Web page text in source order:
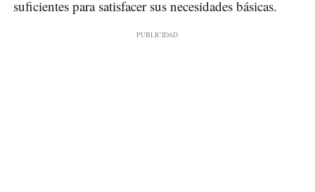
suficientes para satisfacer sus necesidades básicas.